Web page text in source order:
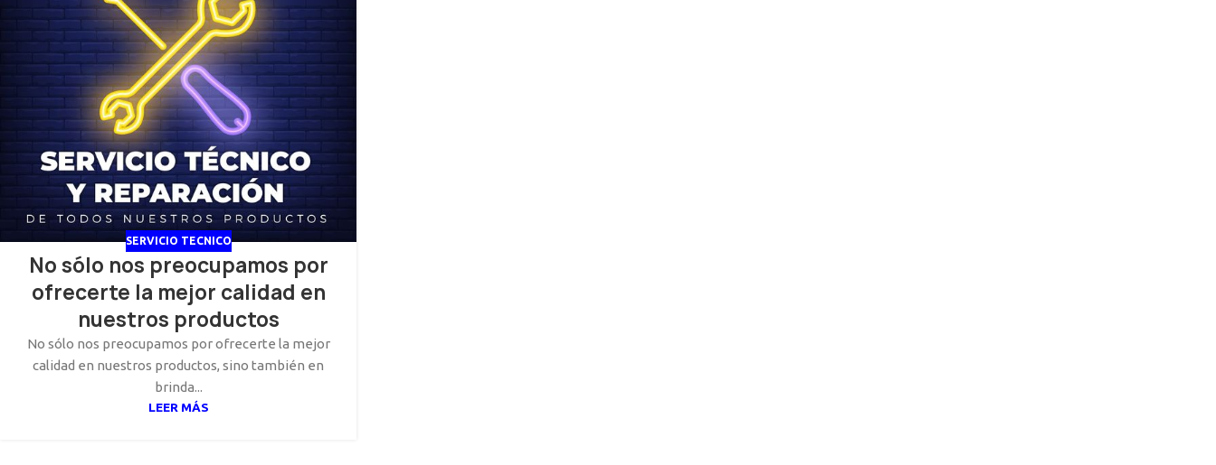
SERVICIO TECNICO
No sólo nos preocupamos por
ofrecerte la mejor calidad en
nuestros productos
No sólo nos preocupamos por ofrecerte la mejor
calidad en nuestros productos, sino también en
brinda...
LEER MÁS